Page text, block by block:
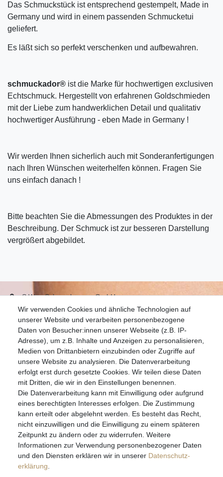
Das Schmuckstück ist entsprechend gestempelt, Made in
Germany und wird in einem passenden Schmucketui
geliefert.
Es läßt sich so perfekt verschenken und aufbewahren.
schmuckador® ist die Marke für hochwertigen exclusiven
Echtschmuck. Hergestellt von erfahrenen Goldschmieden
mit der Liebe zum handwerklichen Detail und qualitativ
hochwertiger Ausführung - eben Made in Germany !
Wir werden Ihnen sicherlich auch mit Sonderanfertigungen
nach Ihren Wünschen weiterhelfen können. Fragen Sie
uns einfach danach !
Bitte beachten Sie die Abmessungen des Produktes in der
Beschreibung. Der Schmuck ist zur besseren Darstellung
vergrößert abgebildet.
Wir verwenden Cookies und ähnliche Technologien auf
unserer Website und verarbeiten personenbezogene
Daten von Besucher:innen unserer Webseite (z.B. IP-
Adresse), um z.B. Inhalte und Anzeigen zu personalisieren,
Medien von Drittanbietern einzubinden oder Zugriffe auf
unsere Website zu analysieren. Die Datenverarbeitung
erfolgt erst durch gesetzte Cookies. Wir teilen diese Daten
mit Dritten, die wir in den Einstellungen benennen.
Die Datenverarbeitung kann mit Einwilligung oder aufgrund
eines berechtigten Interesses erfolgen. Die Zustimmung
kann erteilt oder abgelehnt werden. Es besteht das Recht,
nicht einzuwilligen und die Einwilligung zu einem späteren
Zeitpunkt zu ändern oder zu widerrufen. Weitere
Informationen zur Verwendung personenbezogener Daten
und den Diensten erklären wir in unserer Daten­schutz­
erklärung
S.W.w. Schmuckwaren GmbH
07051-9608828
info@schmuckador.de
Montag bis Freitag 8.30 – 12.00 Uhr und 13.30 bis 17.30 Uhr
Widerrufs­recht Widerrufs­formular Impressum
Daten­schutz­erklärung AGB
E-MAIL **
Hiermit bestätige ich, dass ich die